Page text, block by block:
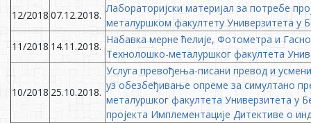
12/2018 07.12.2018.
Лабораторијски материјал за потребе
металуршком факултету Универзитета у
11/2018 14.11.2018.
Набавка мерне ћелије, Фотометра и
Технолошко-металуршког факултета
10/2018 25.10.2018.
Услуга превођења-писани превод и
уз обезбеђивање опреме за симултано
металуршког факултета Универзитета у
пројекта Имплементације Дитективе о